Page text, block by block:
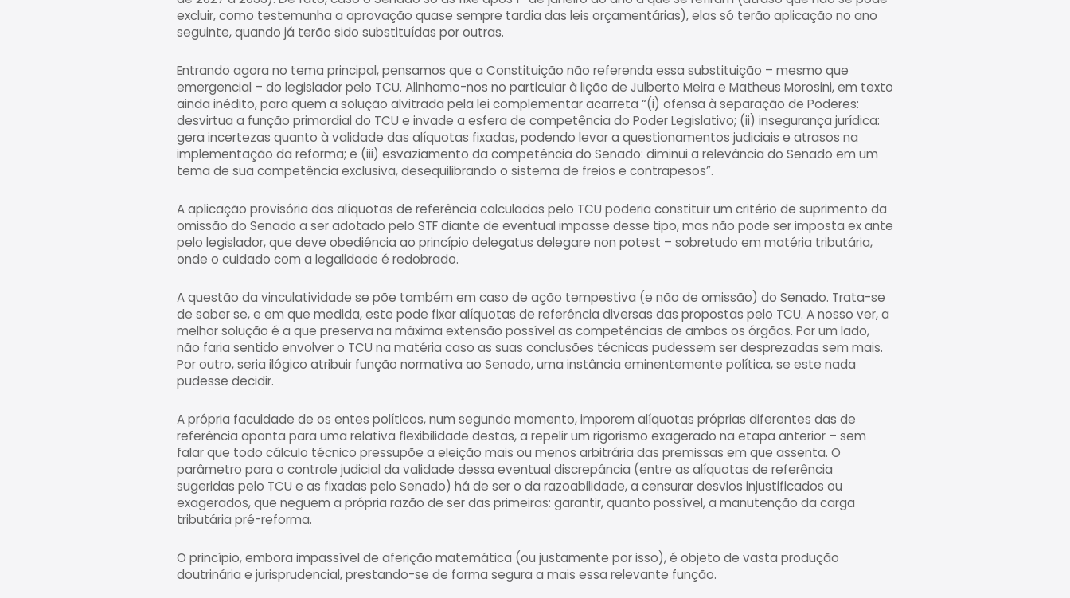
excluir, como testemunha a aprovação quase sempre tardia das leis orçamentárias), elas só terão aplicação no ano
seguinte, quando já terão sido substituídas por outras.
Entrando agora no tema principal, pensamos que a Constituição não referenda essa substituição – mesmo que
emergencial – do legislador pelo TCU. Alinhamo-nos no particular à lição de Julberto Meira e Matheus Morosini, em texto
ainda inédito, para quem a solução alvitrada pela lei complementar acarreta “(i) ofensa à separação de Poderes:
desvirtua a função primordial do TCU e invade a esfera de competência do Poder Legislativo; (ii) insegurança jurídica:
gera incertezas quanto à validade das alíquotas fixadas, podendo levar a questionamentos judiciais e atrasos na
implementação da reforma; e (iii) esvaziamento da competência do Senado: diminui a relevância do Senado em um
tema de sua competência exclusiva, desequilibrando o sistema de freios e contrapesos”.
A aplicação provisória das alíquotas de referência calculadas pelo TCU poderia constituir um critério de suprimento da
omissão do Senado a ser adotado pelo STF diante de eventual impasse desse tipo, mas não pode ser imposta ex ante
pelo legislador, que deve obediência ao princípio delegatus delegare non potest – sobretudo em matéria tributária,
onde o cuidado com a legalidade é redobrado.
A questão da vinculatividade se põe também em caso de ação tempestiva (e não de omissão) do Senado. Trata-se
de saber se, e em que medida, este pode fixar alíquotas de referência diversas das propostas pelo TCU. A nosso ver, a
melhor solução é a que preserva na máxima extensão possível as competências de ambos os órgãos. Por um lado,
não faria sentido envolver o TCU na matéria caso as suas conclusões técnicas pudessem ser desprezadas sem mais.
Por outro, seria ilógico atribuir função normativa ao Senado, uma instância eminentemente política, se este nada
pudesse decidir.
A própria faculdade de os entes políticos, num segundo momento, imporem alíquotas próprias diferentes das de
referência aponta para uma relativa flexibilidade destas, a repelir um rigorismo exagerado na etapa anterior – sem
falar que todo cálculo técnico pressupõe a eleição mais ou menos arbitrária das premissas em que assenta. O
parâmetro para o controle judicial da validade dessa eventual discrepância (entre as alíquotas de referência
sugeridas pelo TCU e as fixadas pelo Senado) há de ser o da razoabilidade, a censurar desvios injustificados ou
exagerados, que neguem a própria razão de ser das primeiras: garantir, quanto possível, a manutenção da carga
tributária pré-reforma.
O princípio, embora impassível de aferição matemática (ou justamente por isso), é objeto de vasta produção
doutrinária e jurisprudencial, prestando-se de forma segura a mais essa relevante função.